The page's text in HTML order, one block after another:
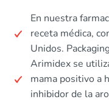
En nuestra
receta médica,
Unidos.
Arimidex se
mama positivo a
inhibidor de la